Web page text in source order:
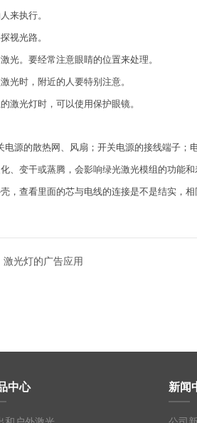
来执行。
视光路。
光。要经常注意眼睛的位置来处理。
光时，附近的人要特别注意。
激光灯时，可以使用保护眼镜。
源的散热网、风扇；开关电源的接线端子
、变干或蒸腾，会影响绿光激光模组的功能
，查看里面的芯与电线的连接是不是结实，
激光灯的广告应用
中心 新闻